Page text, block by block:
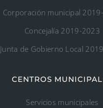
Corporación municipal
Concejalía 2019-2023
Junta de Gobierno Local
CENTROS
Servicios municipales